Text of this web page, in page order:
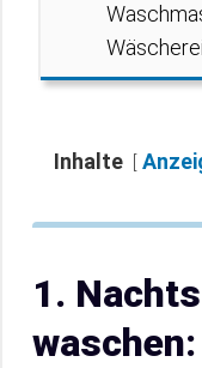
Inhalte
1.